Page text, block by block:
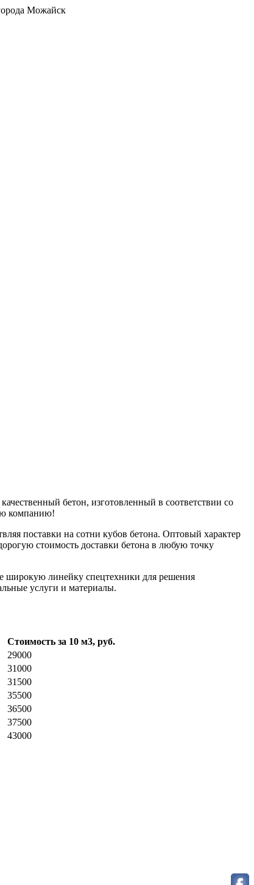
Можайск
бетон, изготовленный в соответствии со
компанию!
поставки на сотни кубов бетона. Оптовый характер
стоимость доставки бетона в любую точку
широкую линейку спецтехники для решения
услуги и материалы.
Стоимость за 10 м3, руб.
29000
31000
31500
35500
36500
37500
43000